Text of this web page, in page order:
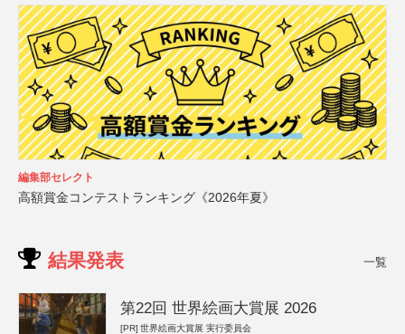
編集部セレクト
高額賞金コンテストランキング《2026年夏》
結果発表 一覧
第22回 世界絵画大賞展 2026
[PR] 世界絵画大賞展 実行委員会